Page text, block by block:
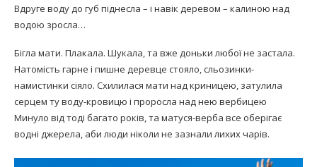
Вдруге воду до губ піднесла – і навік деревом – калиною над
водою зросла…
Бігла мати. Плакала. Шукала, та вже доньки любої не застала.
Натомість гарне і пишне деревце стояло, сльозинки-
намистинки сіяло. Схилилася мати над криницею, затулила
серцем ту воду-кровицю і проросла над нею вербицею
Минуло від тоді багато років, та матуся-верба все оберігає
водні джерела, аби люди ніколи не зазнали лихих чарів.